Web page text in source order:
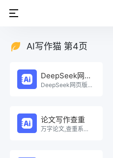
AI写作猫 第4页
DeepSeek网页版
DeepSeek网页版在线免费体验。
论文写作查重
万字论文,查重系统，Ai一键生成原创论文，权威查重系统，论文生成，论文写作，论文查重，论文致谢，论文。